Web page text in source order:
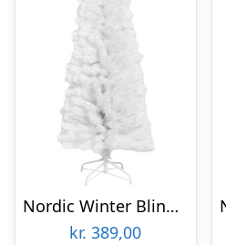
Nordic Winter Bling kunstigt juletræ, hvid
kr. 389,00